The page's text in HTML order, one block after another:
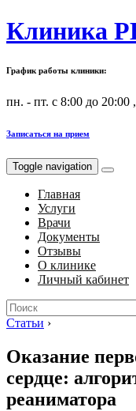
Клиника
График работы клиники:
пн. - пт. с 8:00 до 20:00
Записаться на прием
Toggle navigation
Главная
Услуги
Врачи
Документы
Отзывы
О клинике
Личный кабинет
Search
for:
Статьи ›
Оказание
сердце:
реаниматора